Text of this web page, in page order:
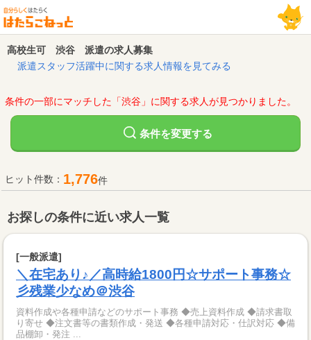
高校生可 渋谷 派遣の求人募集
派遣スタッフ活躍中に関する求人情報を見てみる
条件の一部にマッチした「渋谷」に関する求人が見つかりました。
条件を変更する
ヒット件数： 1,776件
お探しの条件に近い求人一覧
[一般派遣]
＼在宅あり♪／高時給1800円☆サポート事務☆
彡残業少なめ＠渋谷
資料作成や各種申請などのサポート事務 ◆売上資料作成 ◆請求書取
り寄せ ◆注文書等の書類作成・発送 ◆各種申請対応・仕訳対応 ◆備
品棚卸・発注 ...